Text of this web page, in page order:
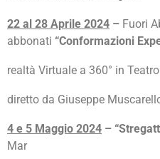
22 al 28 Aprile 2024 – Fuori
abbonati “Conformazioni
realtà Virtuale a 360° in
diretto da Giuseppe
4 e 5 Maggio 2024 –
Mar